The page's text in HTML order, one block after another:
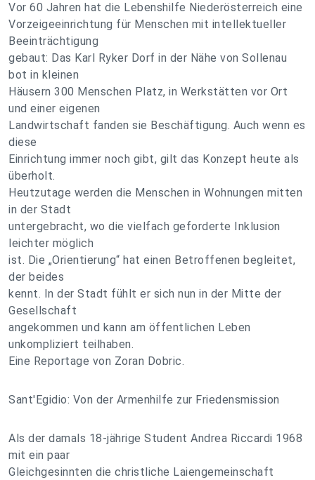
Vor 60 Jahren hat die Lebenshilfe Niederösterreich eine
Vorzeigeeinrichtung für Menschen mit intellektueller
Beeinträchtigung
gebaut: Das Karl Ryker Dorf in der Nähe von Sollenau
bot in kleinen
Häusern 300 Menschen Platz, in Werkstätten vor Ort
und einer eigenen
Landwirtschaft fanden sie Beschäftigung. Auch wenn es
diese
Einrichtung immer noch gibt, gilt das Konzept heute als
überholt.
Heutzutage werden die Menschen in Wohnungen mitten
in der Stadt
untergebracht, wo die vielfach geforderte Inklusion
leichter möglich
ist. Die „Orientierung“ hat einen Betroffenen begleitet,
der beides
kennt. In der Stadt fühlt er sich nun in der Mitte der
Gesellschaft
angekommen und kann am öffentlichen Leben
unkompliziert teilhaben.
Eine Reportage von Zoran Dobric.
Sant'Egidio: Von der Armenhilfe zur Friedensmission
Als der damals 18-jährige Student Andrea Riccardi 1968
mit ein paar
Gleichgesinnten die christliche Laiengemeinschaft